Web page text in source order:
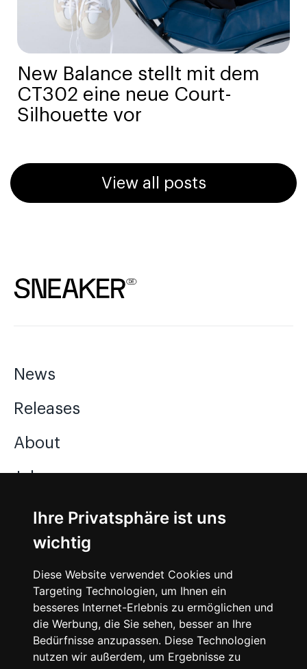
Ihre Privatsphäre ist uns
wichtig
Diese Website verwendet Cookies und
Targeting Technologien, um Ihnen ein
besseres Internet-Erlebnis zu ermöglichen und
die Werbung, die Sie sehen, besser an Ihre
Bedürfnisse anzupassen. Diese Technologien
nutzen wir außerdem, um Ergebnisse zu
New Balance stellt mit dem
CT302 eine neue Court-
Silhouette vor
View all posts
News
Releases
About
Jobs
Instagram
Facebook
Vimeo